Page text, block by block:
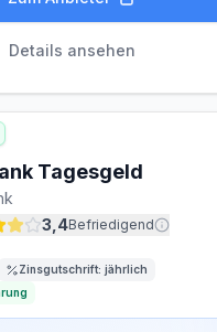
bis100.000 €
VERLÄNGERUNG
MAXIMALEINLAGE
Details ansehen
Tagesgeld
3,4Befriedigend
Zinsgutschrift: jährlich